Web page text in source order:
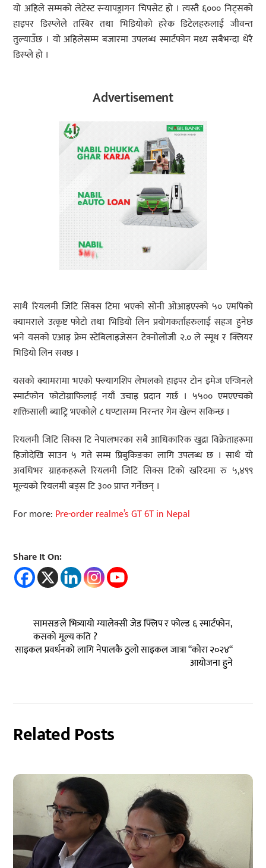
यो अहिले सम्मको लेटेस्ट स्न्यापड्रागन चिपसेट हो । त्यस्तै ६००० निट्सको
हाइपर डिस्प्लेले तस्बिर तथा भिडियोको हरेक डिटेलहरुलाई जीवन्त
तुल्याउँछ । यो अहिलेसम्म बजारमा उपलब्ध स्मार्टफोन मध्य सबैभन्दा धेरै
डिस्प्ले हो ।
Advertisement
साथै रियलमी जिटि सिक्स टिमा भएको सोनी ओआइएस्को ५० एमपिको
क्यामराले उत्कृष्ट फोटो तथा भिडियो लिन प्रयोगकर्ताहरुलाई सहज हुनेछ
भने यसको एआइ फ्रेम स्टेबिलाइजेसन टेक्नोलोजी २.० ले स्मूथ र क्लियर
भिडियो लिन सक्छ ।
यसको क्यामरामा भएको फ्ल्यागशिप लेभलको हाइपर टोन इमेज एन्जिनले
स्मार्टफोन फोटोग्राफिलाई नयाँ उचाइ प्रदान गर्छ । ५५०० एमएएचको
शक्तिसाली ब्याट्रि भएकोले ८ घण्टासम्म निरन्तर गेम खेल्न सकिन्छ ।
रियलमी जिटि सिक्स टि नेपालभरका सबै आधिकारिक खुद्रा विक्रेताहरूमा
हिजोदेखि साउन ५ गते सम्म प्रिबुकिङका लागि उपलब्ध छ । साथै यो
अवधिभर ग्राहकहरूले रियलमी जिटि सिक्स टिको खरिदमा रु ५,४९९
मूल्यको रियलमी बड्स टि ३०० प्राप्त गर्नेछन् ।
For more: Pre-order realme’s GT 6T in Nepal
Share It On:
सामसङले भित्र्यायो ग्यालेक्सी जेड फ्लिप र फोल्ड ६ स्मार्टफोन,
कसको मूल्य कति ?
साइकल प्रवर्धनको लागि नेपालकै ठुलो साइकल जात्रा “कोरा २०२४“
आयोजना हुने
Related Posts